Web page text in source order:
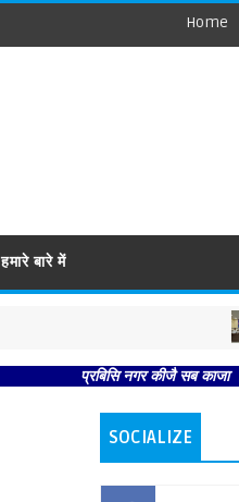
Home
हमारे बारे में
प्रबिसि नगर कीजै सब काजा । हृदय
SOCIALIZE